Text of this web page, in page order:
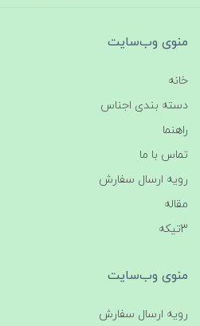
منوی وب‌سایت
خانه
دسته بندی اجناس
راهنما
تماس با ما
رویه ارسال سفارش
مقاله
3تیکه
منوی وب‌سایت
رویه ارسال سفارش